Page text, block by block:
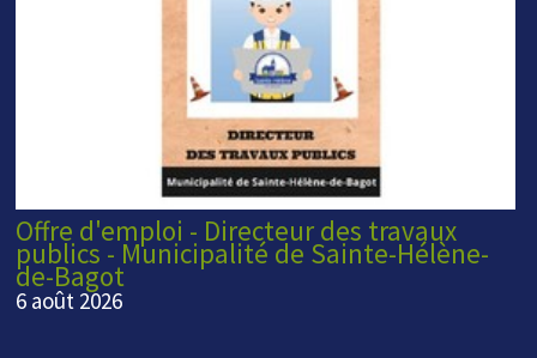
Offre d'emploi - Directeur des travaux
publics - Municipalité de Sainte-Hélène-
de-Bagot
6 août 2026